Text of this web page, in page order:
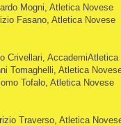
Mogni, Atletica Novese
Fasano, Atletica Novese
Crivellari, AccademiAtletica
Tomaghelli , Atletica
Tofalo , Atletica Novese
Traverso , Atletica